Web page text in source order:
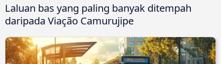
Laluan bas yang paling banyak ditempah
daripada Viação Camurujipe